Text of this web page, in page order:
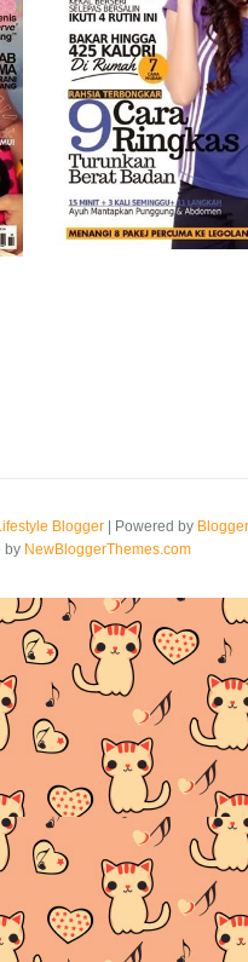
Blogger | Powered by Blogger
by NewBloggerThemes.com